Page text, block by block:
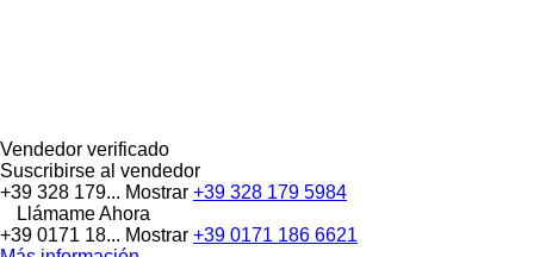
Vendedor verificado
Suscribirse al vendedor
+39 328 179... Mostrar +39 328 179 5984
Llámame Ahora
+39 0171 18... Mostrar +39 0171 186 6621